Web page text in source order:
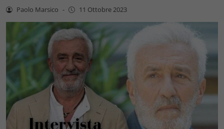
Paolo Marsico - 11 Ottobre 2023